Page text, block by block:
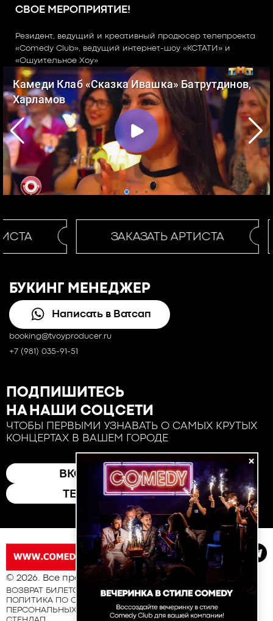
СВОЕ МЕРОПРИЯТИЕ!
Резидент, ведущий и креативный продюсер телепроекта
«Comedy Club», ведущий интернет-шоу «КСТАТИ» и
«Ошуительное Хоу»
ЗАКАЗАТЬ АРТИСТА
БУКИНГ МЕНЕДЖЕР
Написать в Ватсап
booking@tvoyproducer.ru
+7 (981) 035-91-51
×
ПОДПИШИТЕСЬ
НА НАШИ СОЦСЕТИ
ЧТОБЫ ПЕРВЫМИ УЗНАВАТЬ О САМЫХ КРУТЫХ
КОНЦЕРТАХ В ВАШЕМ ГОРОДЕ
ВКОНТАКТЕ
ТЕЛЕГРАМ
© 2026. Все права защищены
ВОЗВРАТ БИЛЕТОВ
ПОЛИТИКА ПО ОБРАБОТКЕ И ЗАЩИТЕ
ПЕРСОНАЛЬНЫХ ДАННЫХ